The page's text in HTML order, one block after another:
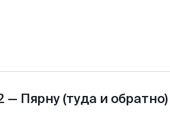
— Пярну (туда и обратно)